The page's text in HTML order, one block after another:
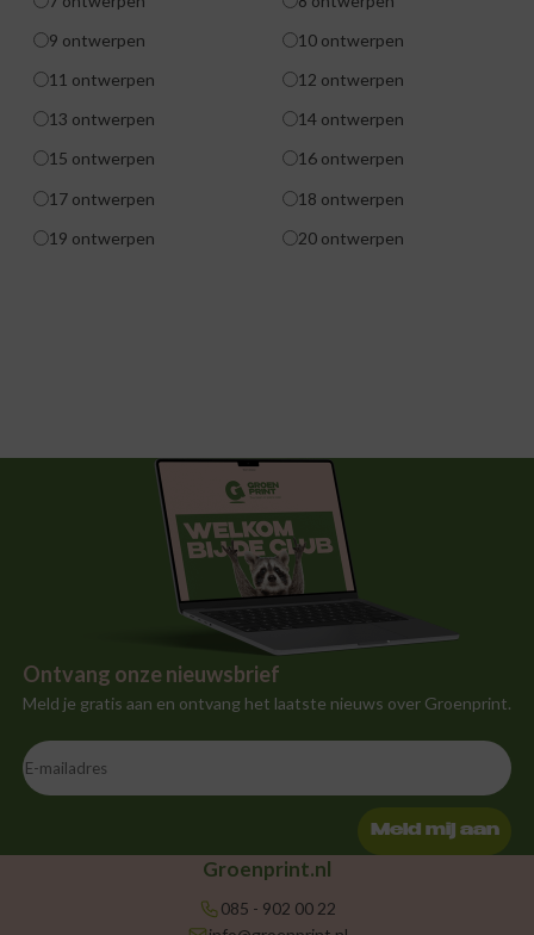
9 ontwerpen
10 ontwerpen
11 ontwerpen
12 ontwerpen
13 ontwerpen
14 ontwerpen
15 ontwerpen
16 ontwerpen
17 ontwerpen
18 ontwerpen
19 ontwerpen
20 ontwerpen
Ontvang onze nieuwsbrief
Meld je gratis aan en ontvang het laatste nieuws over Groenprint.
Meld mij aan
Groenprint.nl
085 - 902 00 22